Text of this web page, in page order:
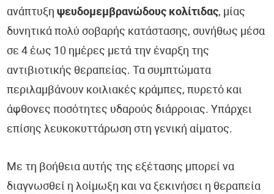
ανάπτυξηψευδομεμβρανώδους κολίτιδας, μίας
δυνητικά πολύ σοβαρής κατάστασης, συνήθως μέσα
σε 4 έως 10 ημέρες μετά την έναρξη της
αντιβιοτικής θεραπείας. Τα συμπτώματα
περιλαμβάνουν κοιλιακές κράμπες, πυρετό και
άφθονες ποσότητες υδαρούς διάρροιας. Υπάρχει
επίσης λευκοκυττάρωση στη γενική αίματος.
Με τη βοήθεια αυτής της εξέτασης μπορεί να
διαγνωσθεί η λοίμωξη και να ξεκινήσει η θεραπεία